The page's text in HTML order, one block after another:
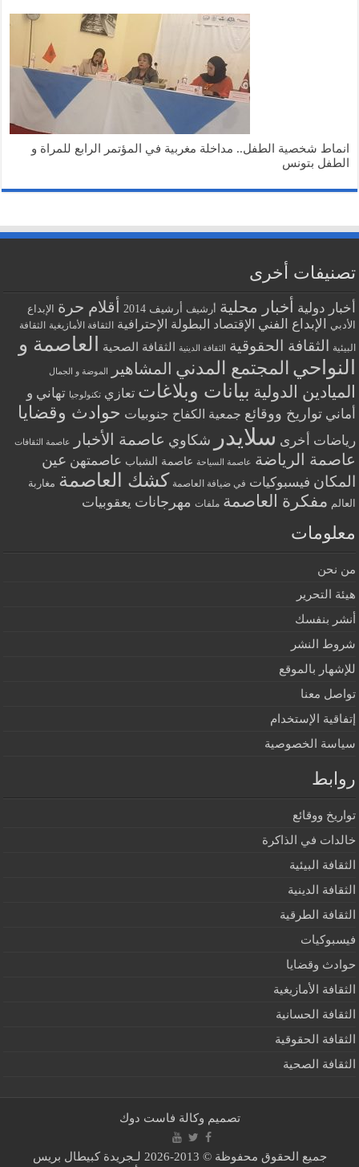
انماط شخصية الطفل.. مداخلة مغربية في المؤتمر الرابع للمراة و
الطفل بتونس
تصنيفات أخرى
أخبار دولية أخبار محلية أرشيف أرشيف 2014 أقلام حرة
الإبداع
الأدبي
الإبداع الفني الإقتصاد البطولة الإحترافية الثقافة الأمازيغية الثقافة
البيئية الثقافة الحقوقية الثقافة الدينية الثقافة الصحية
العاصمة و
النواحي المجتمع المدني المشاهير الموضة و الجمال
الميادين الدولية بيانات وبلاغات تعازي تكنولوجيا تهاني و
أماني تواريخ ووقائع جمعية الكفاح جنوبيات حوادث وقضايا
رياضات أخرى سلايدر شكاوي عاصمة الأخبار عاصمة الثقافات
عاصمة الرياضة عاصمة السياحة عاصمة الشباب عاصمتهن عين
المكان فيسبوكيات في ضيافة العاصمة كشك العاصمة مغاربة
العالم مفكرة العاصمة ملفات مهرجانات يعقوبيات
معلومات
من نحن
هيئة التحرير
أنشر بنفسك
شروط النشر
للإشهار بالموقع
تواصل معنا
إتفاقية الإستخدام
سياسة الخصوصية
روابط
تواريخ ووقائع
خالدات في الذاكرة
الثقافة البيئية
الثقافة الدينية
الثقافة الطرقية
فيسبوكيات
حوادث وقضايا
الثقافة الأمازيغية
الثقافة الحسانية
الثقافة الحقوقية
الثقافة الصحية
تصميم وكالة فاست دوك
جميع الحقوق محفوظة © 2013-2026 لـجريدة كبيطال بريس